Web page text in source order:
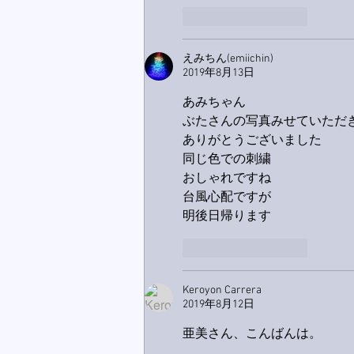
えみちん(emiichin)
2019年8月13日
あみちゃん
ぶたさんの写真みせていただ
ありがとうございました
同じ色での刺繍
おしゃれですね
台風心配ですが
明後日帰ります
Keroyon Carrera
2019年8月12日
亜美さん、こんばんは。